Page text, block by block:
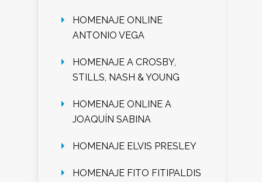
HOMENAJE ONLINE
ANTONIO VEGA
HOMENAJE A CROSBY,
STILLS, NASH & YOUNG
HOMENAJE ONLINE A
JOAQUÍN SABINA
HOMENAJE ELVIS PRESLEY
HOMENAJE FITO FITIPALDIS